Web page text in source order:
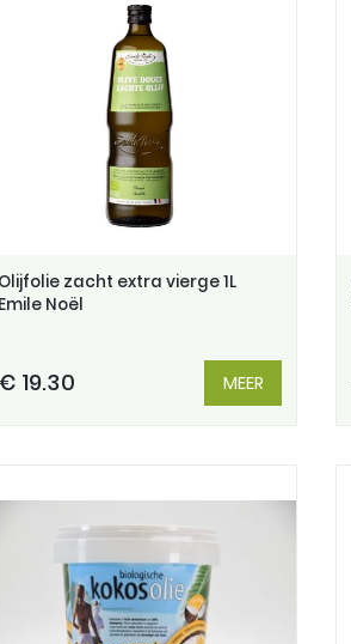
Olijfolie zacht extra vierge 1L
Emile Noël
€ 19.30 MEER